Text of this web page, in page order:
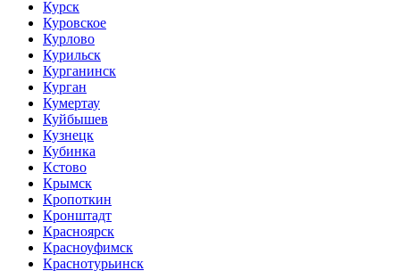
Курск
Куровское
Курлово
Курильск
Курганинск
Курган
Кумертау
Куйбышев
Кузнецк
Кубинка
Кстово
Крымск
Кропоткин
Кронштадт
Красноярск
Красноуфимск
Краснотурьинск